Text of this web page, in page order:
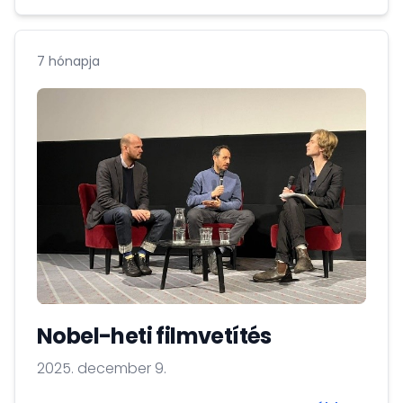
7 hónapja
Nobel-heti filmvetítés
2025. december 9.